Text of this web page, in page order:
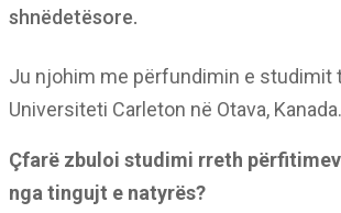
shnëdetësore.
Ju njohim me përfundimin e studimit
Universiteti Carleton në Otava, Kanada.
Çfarë zbuloi studimi rreth
nga tingujt e natyrës?